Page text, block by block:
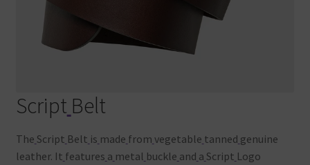
Script Belt
The Script Belt is made from vegetable tanned genuine
leather. It features a metal buckle and a Script Logo